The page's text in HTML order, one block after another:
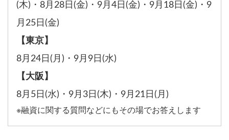
(木) ・ 8月28日(金) ・ 9月4日(金) ・ 9月18日(金) ・ 9
月25日(金)
【東京】
8月24日(月) ・ 9月9日(水)
【大阪】
8月5日(水) ・ 9月3日(木) ・ 9月21日(月)
※融資に関する質問などにもその場でお答えします